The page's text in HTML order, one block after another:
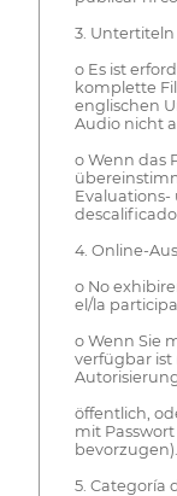
3. Untertiteln
o Es ist
komplette
englischen
Audio nicht
o Wenn das
descalificado
4. Online-
o No
el/la
o Wenn Sie
verfügbar ist
öffentlich,
mit
bevorzugen).
5. Categoría